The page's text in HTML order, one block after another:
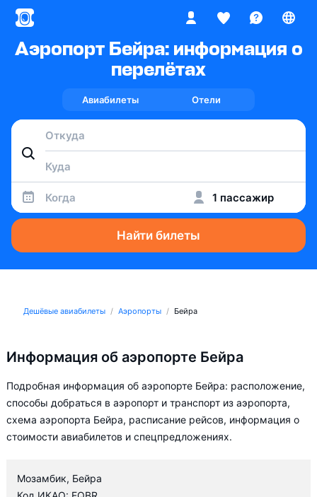
Аэропорт Бейра: информация о
перелётах
Авиабилеты Отели
Когда 1 пассажир
Найти билеты
Дешёвые авиабилеты Аэропорты Бейра
Информация об аэропорте Бейра
Подробная информация об аэропорте Бейра: расположение,
способы добраться в аэропорт и транспорт из аэропорта,
схема аэропорта Бейра, расписание рейсов, информация о
стоимости авиабилетов и спецпредложениях.
Мозамбик, Бейра